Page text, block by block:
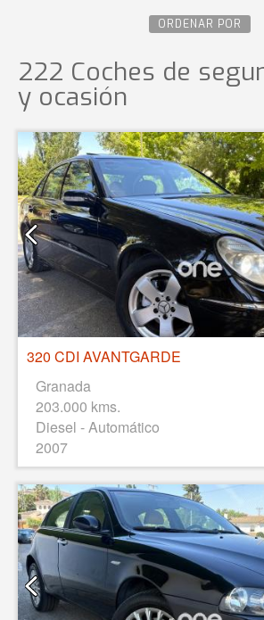
ORDENAR POR
222 Coches de
y ocasión
320 CDI AVANTGARDE
Granada
203.000 kms.
Diesel - Automático
2007